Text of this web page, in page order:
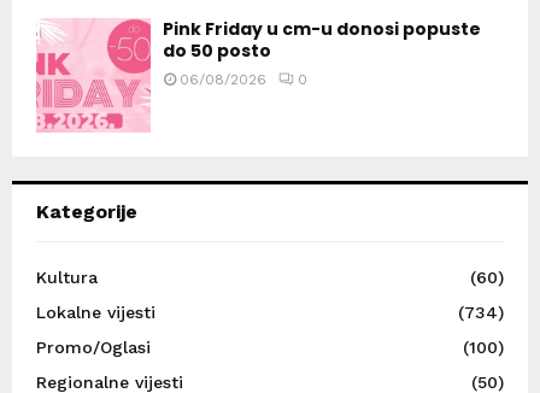
Pink Friday u cm-u donosi popuste
do 50 posto
06/08/2026 0
Kategorije
Kultura
(60)
Lokalne vijesti
(734)
Promo/Oglasi
(100)
Regionalne vijesti
(50)